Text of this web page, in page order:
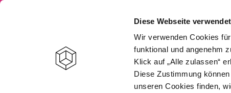
Diese Webseite
Wir verwenden Cookies
funktional und angenehm
Klick auf „Alle zulassen“
Diese Zustimmung
unseren Cookies finden,
STARTSEITE